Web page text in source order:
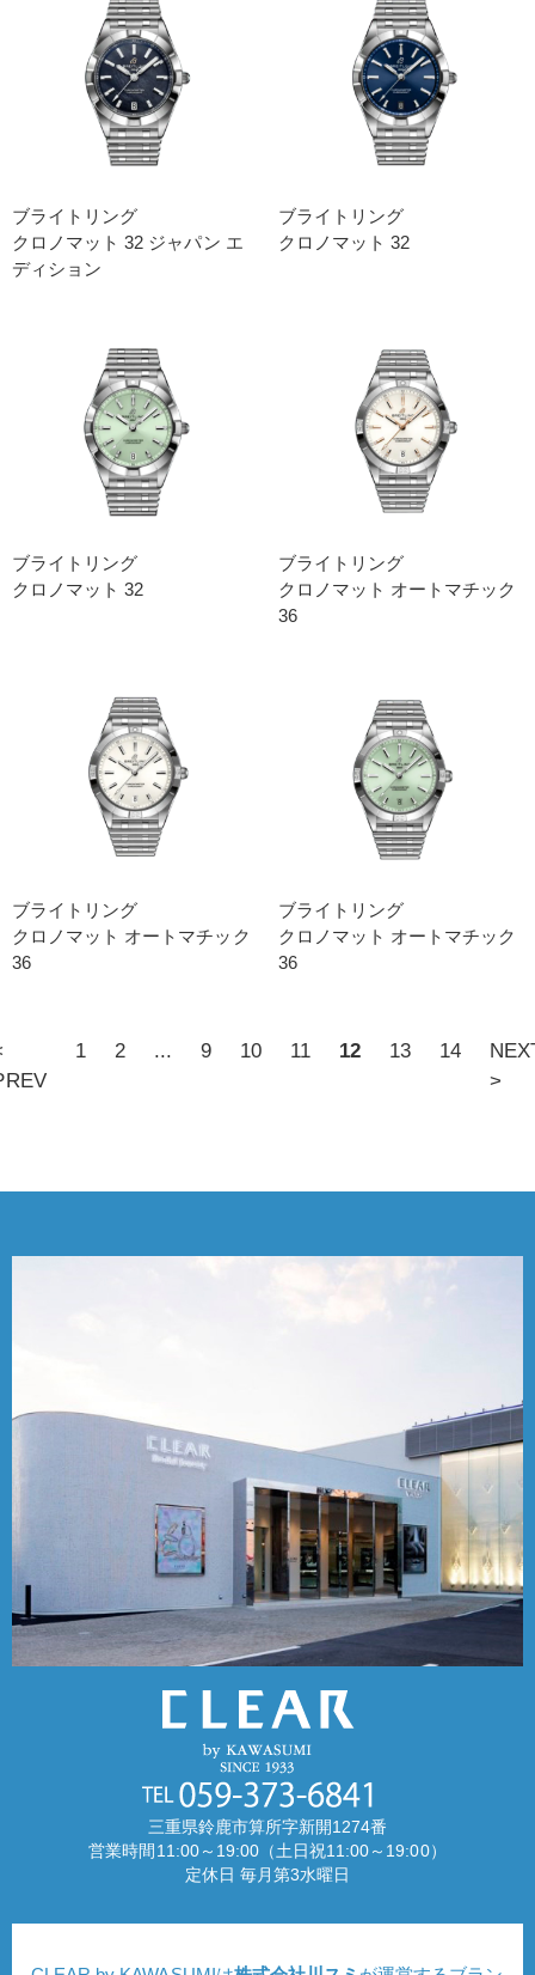
ブライトリング
クロノマット 32 ジャパン エ
ディション
ブライトリング
クロノマット 32
ブライトリング
クロノマット 32
ブライトリング
クロノマット オートマチック
36
ブライトリング
クロノマット オートマチック
36
ブライトリング
クロノマット オートマチック
36
1 2 ... 9 10 11 12 13 14
>
三重県鈴鹿市算所字新開1274番
営業時間11:00～19:00（土日祝11:00～19:00）
定休日 毎月第3水曜日